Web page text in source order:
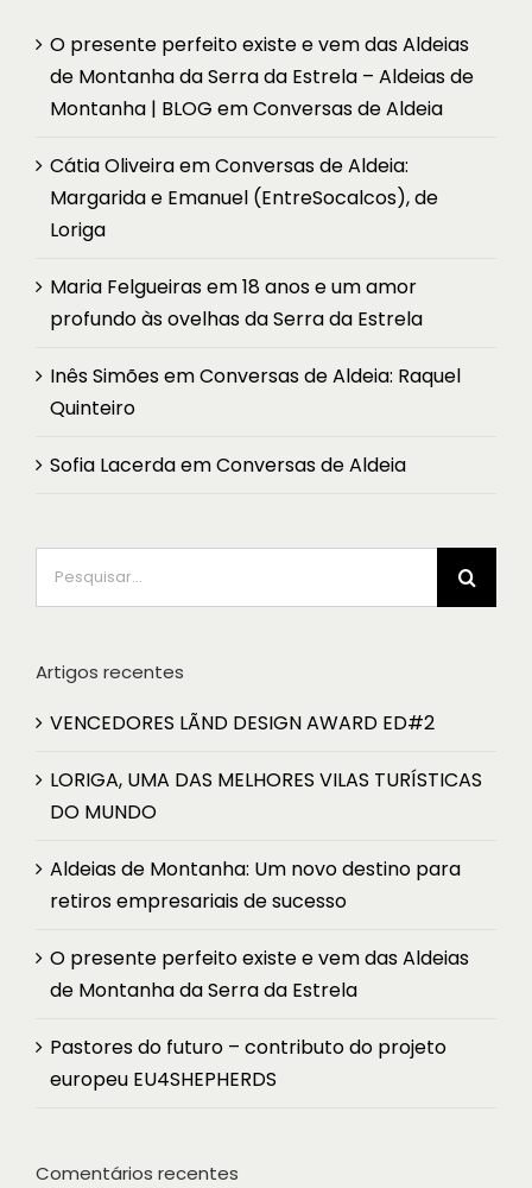
O presente perfeito existe e vem das Aldeias
de Montanha da Serra da Estrela – Aldeias de
Montanha | BLOG emConversas de Aldeia
Cátia OliveiraemConversas de Aldeia:
Margarida e Emanuel (EntreSocalcos), de
Loriga
Maria Felgueirasem18 anos e um amor
profundo às ovelhas da Serra da Estrela
Inês SimõesemConversas de Aldeia: Raquel
Quinteiro
Sofia LacerdaemConversas de Aldeia
Artigos recentes
VENCEDORES LÃND DESIGN AWARD ED#2
LORIGA, UMA DAS MELHORES VILAS TURÍSTICAS
DO MUNDO
Aldeias de Montanha: Um novo destino para
retiros empresariais de sucesso
O presente perfeito existe e vem das Aldeias
de Montanha da Serra da Estrela
Pastores do futuro – contributo do projeto
europeu EU4SHEPHERDS
Comentários recentes